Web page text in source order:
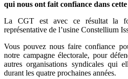
qui nous ont fait confiance dans
La CGT est avec ce résultat la
représentative de l’usine Constellium
Vous pouvez nous faire confiance
notre campagne électorale, pour
autres organisations syndicales qui
durant les quatre prochaines années.